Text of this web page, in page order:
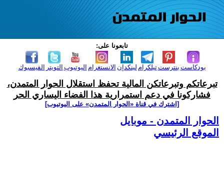
تابعونا على:
الفيسبوك التويتر اليوتيوب الانستغرام لينكدإن تيلكرامبنترست بودكاست
تبرعاتكم وتبرعاتكن المالية تحفظ استقلال الحوار المتمدن،
فشاركونا في دعم استمرارية هذا الفضاء اليساري الحر
[اشترك في قناة ‫«الحوار المتمدن» على اليوتيوب]
الحوار المتمدن - موبايل
الموقع الرئيسي